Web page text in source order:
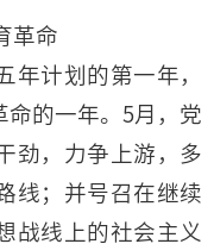
革命
年计划的第一年，
的一年。5月，党
劲，力争上游，多
线；并号召在继续
战线上的社会主义